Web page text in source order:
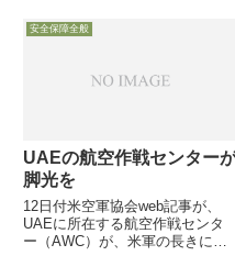
欧州関与を側面支援とか11月27
から8月に...
安全保障全般
UAEの航空作戦センター
脚光を
12日付米空軍協会web記事が、
UAEに所在する航空作戦センタ
ー（AWC）が、米軍の長きにわ